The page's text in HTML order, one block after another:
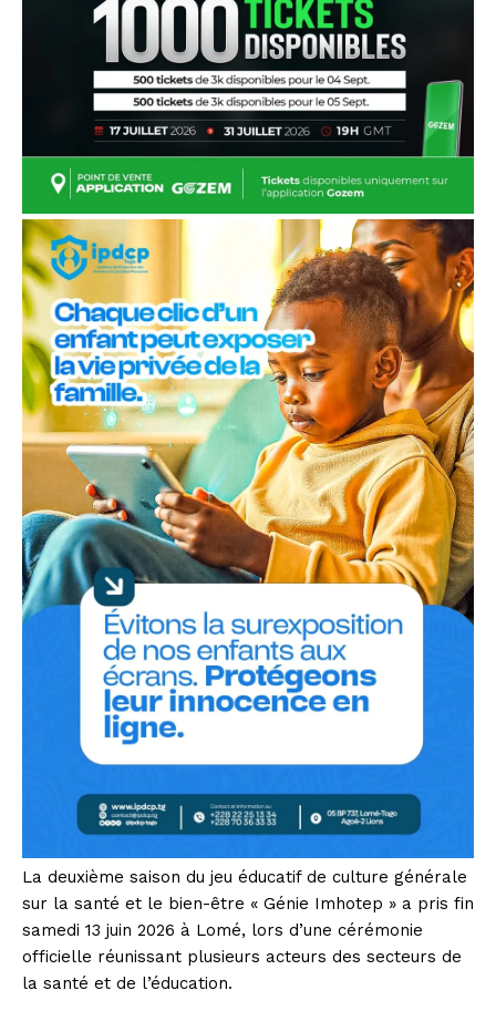
La deuxième saison du jeu éducatif de culture générale
sur la santé et le bien-être « Génie Imhotep » a pris fin
samedi 13 juin 2026 à Lomé, lors d’une cérémonie
officielle réunissant plusieurs acteurs des secteurs de
la santé et de l’éducation.